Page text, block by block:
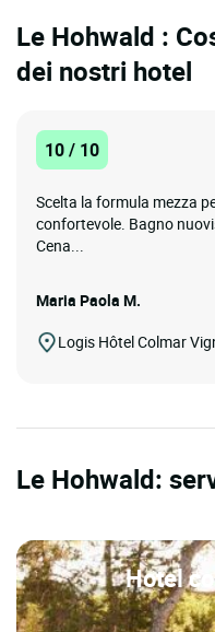
Le Hohwald :
dei nostri hotel
10 / 10
Scelta la formula mezza
confortevole. Bagno
Cena...
Maria Paola M.
Logis Hôtel Colmar
Le Hohwald:
Hotel